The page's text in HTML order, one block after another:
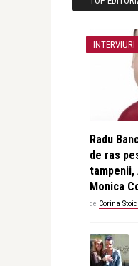
INTERVIURI
Radu
de ras
tampenii,
Monica
de Corina